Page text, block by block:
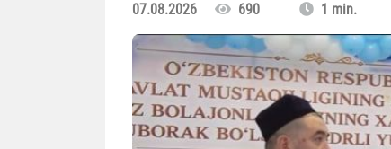
07.08.2026 690 1 min.